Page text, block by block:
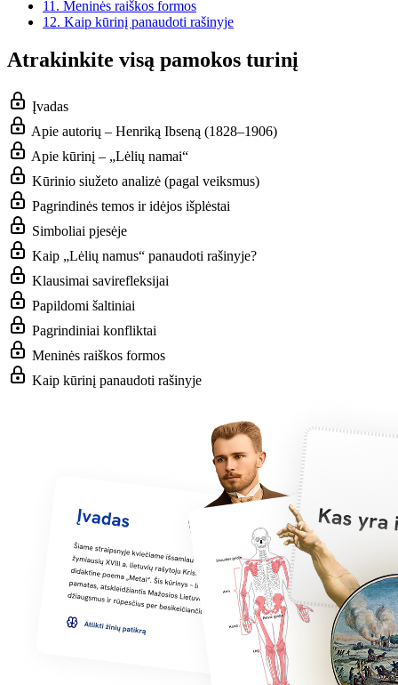
11. Meninės raiškos formos
12. Kaip kūrinį panaudoti rašinyje
Atrakinkite visą pamokos turinį
Įvadas
Apie autorių – Henriką Ibseną (1828–1906)
Apie kūrinį – „Lėlių namai“
Kūrinio siužeto analizė (pagal veiksmus)
Pagrindinės temos ir idėjos išplėstai
Simboliai pjesėje
Kaip „Lėlių namus“ panaudoti rašinyje?
Klausimai savirefleksijai
Papildomi šaltiniai
Pagrindiniai konfliktai
Meninės raiškos formos
Kaip kūrinį panaudoti rašinyje